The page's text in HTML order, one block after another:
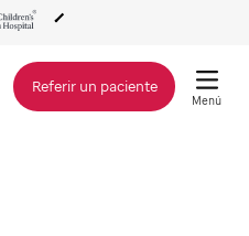
Referir un paciente
Menú